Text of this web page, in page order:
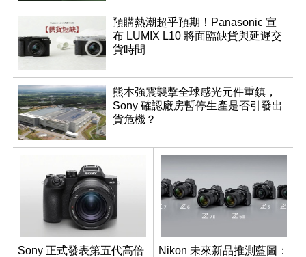
預購熱潮超乎預期！Panasonic 宣
布 LUMIX L10 將面臨缺貨與延遲交
貨時間
熊本強震襲擊全球感光元件重鎮，
Sony 確認廠房暫停生產是否引發出
貨危機？
Sony 正式發表第五代高倍
Nikon 未來新品推測藍圖：